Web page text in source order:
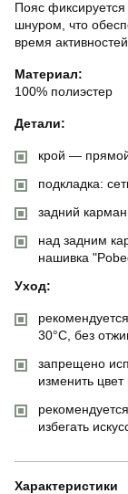
Пояс фиксируется
шнуром, что
время активностей.
Материал:
100% полиэстер
Детали:
крой —
подкладка:
задний
над задним
нашивка
Уход:
30°C, без
запрещено
изменить цвет
избегать
Характеристики